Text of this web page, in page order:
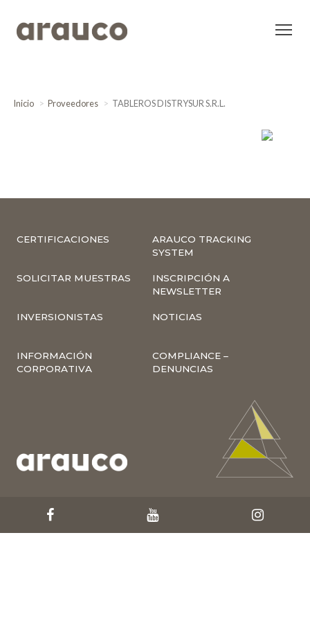
Inicio Proveedores TABLEROS DISTRYSUR S.R.L.
CERTIFICACIONES
ARAUCO TRACKING
SYSTEM
SOLICITAR MUESTRAS
INSCRIPCIÓN A
NEWSLETTER
INVERSIONISTAS NOTICIAS
INFORMACIÓN
CORPORATIVA
COMPLIANCE –
DENUNCIAS